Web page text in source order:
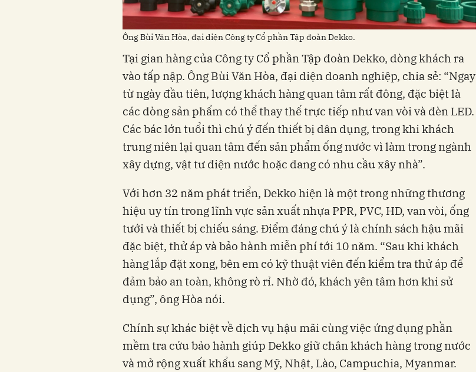
Ông Bùi Văn Hòa, đại diện Công ty Cổ phần Tập đoàn Dekko.
Tại gian hàng của Công ty Cổ phần Tập đoàn Dekko, dòng khách ra
vào tấp nập. Ông Bùi Văn Hòa, đại diện doanh nghiệp, chia sẻ: “Ngay
từ ngày đầu tiên, lượng khách hàng quan tâm rất đông, đặc biệt là
các dòng sản phẩm có thể thay thế trực tiếp như van vòi và đèn LED.
Các bác lớn tuổi thì chú ý đến thiết bị dân dụng, trong khi khách
trung niên lại quan tâm đến sản phẩm ống nước vì làm trong ngành
xây dựng, vật tư điện nước hoặc đang có nhu cầu xây nhà”.
Với hơn 32 năm phát triển, Dekko hiện là một trong những thương
hiệu uy tín trong lĩnh vực sản xuất nhựa PPR, PVC, HD, van vòi, ống
tưới và thiết bị chiếu sáng. Điểm đáng chú ý là chính sách hậu mãi
đặc biệt, thử áp và bảo hành miễn phí tới 10 năm. “Sau khi khách
hàng lắp đặt xong, bên em có kỹ thuật viên đến kiểm tra thử áp để
đảm bảo an toàn, không rò rỉ. Nhờ đó, khách yên tâm hơn khi sử
dụng”, ông Hòa nói.
Chính sự khác biệt về dịch vụ hậu mãi cùng việc ứng dụng phần
mềm tra cứu bảo hành giúp Dekko giữ chân khách hàng trong nước
và mở rộng xuất khẩu sang Mỹ, Nhật, Lào, Campuchia, Myanmar.